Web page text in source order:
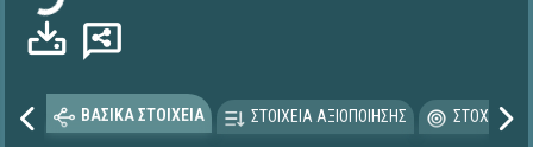
ΒΑΣΙΚΑ ΣΤΟΙΧΕΙΑ ΣΤΟΙΧΕΙΑ ΑΞΙΟΠΟΙΗΣΗΣ